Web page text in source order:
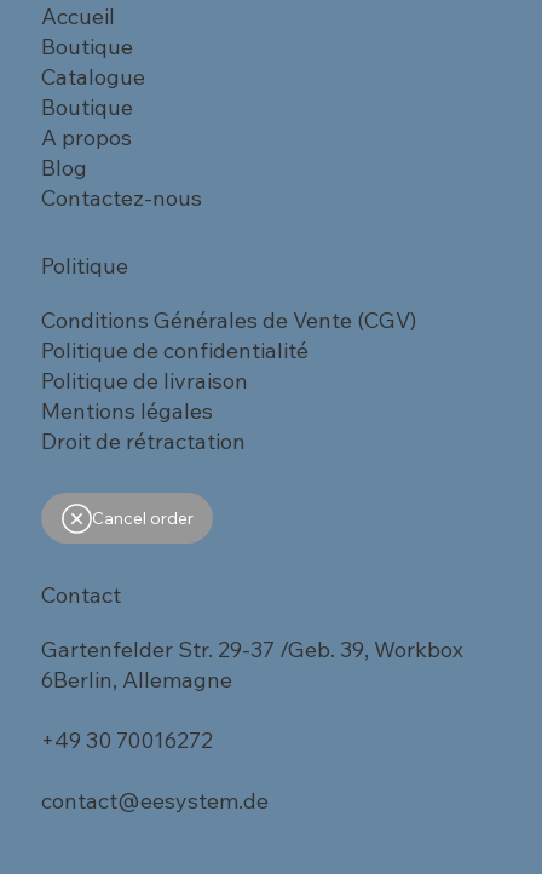
Accueil
Boutique
Catalogue
Boutique
A propos
Blog
Contactez-nous
Politique
Conditions Générales de Vente (CGV)
Politique de confidentialité
Politique de livraison
Mentions légales
Droit de rétractation
Cancel order
Contact
Gartenfelder Str. 29-37 /Geb. 39, Workbox
6Berlin, Allemagne
+49 30 70016272
contact@eesystem.de